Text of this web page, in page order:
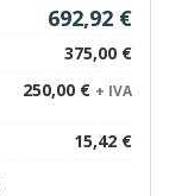
692,92 €
375,00 €
250,00 € + IVA
15,42 €